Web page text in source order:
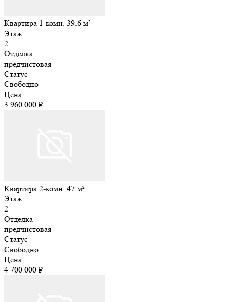
Квартира 1-комн. 39.6 м²
Этаж
2
Отделка
предчистовая
Статус
Свободно
Цена
3 960 000 ₽
Квартира 2-комн. 47 м²
Этаж
2
Отделка
предчистовая
Статус
Свободно
Цена
4 700 000 ₽